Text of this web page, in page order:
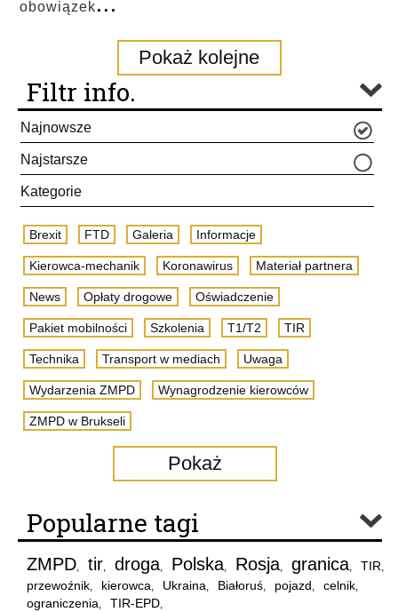
obowiązek
Pokaż kolejne
Filtr info.
Najnowsze
Najstarsze
Kategorie
Brexit FTD Galeria Informacje
Kierowca-mechanik Koronawirus Materiał partnera
News Opłaty drogowe Oświadczenie
Pakiet mobilności Szkolenia T1/T2 TIR
Technika Transport w mediach Uwaga
Wydarzenia ZMPD Wynagrodzenie kierowców
ZMPD w Brukseli
Pokaż
Popularne tagi
ZMPD, tir, droga, Polska, Rosja, granica, TIR,
przewoźnik, kierowca, Ukraina, Białoruś, pojazd, celnik,
ograniczenia, TIR-EPD,